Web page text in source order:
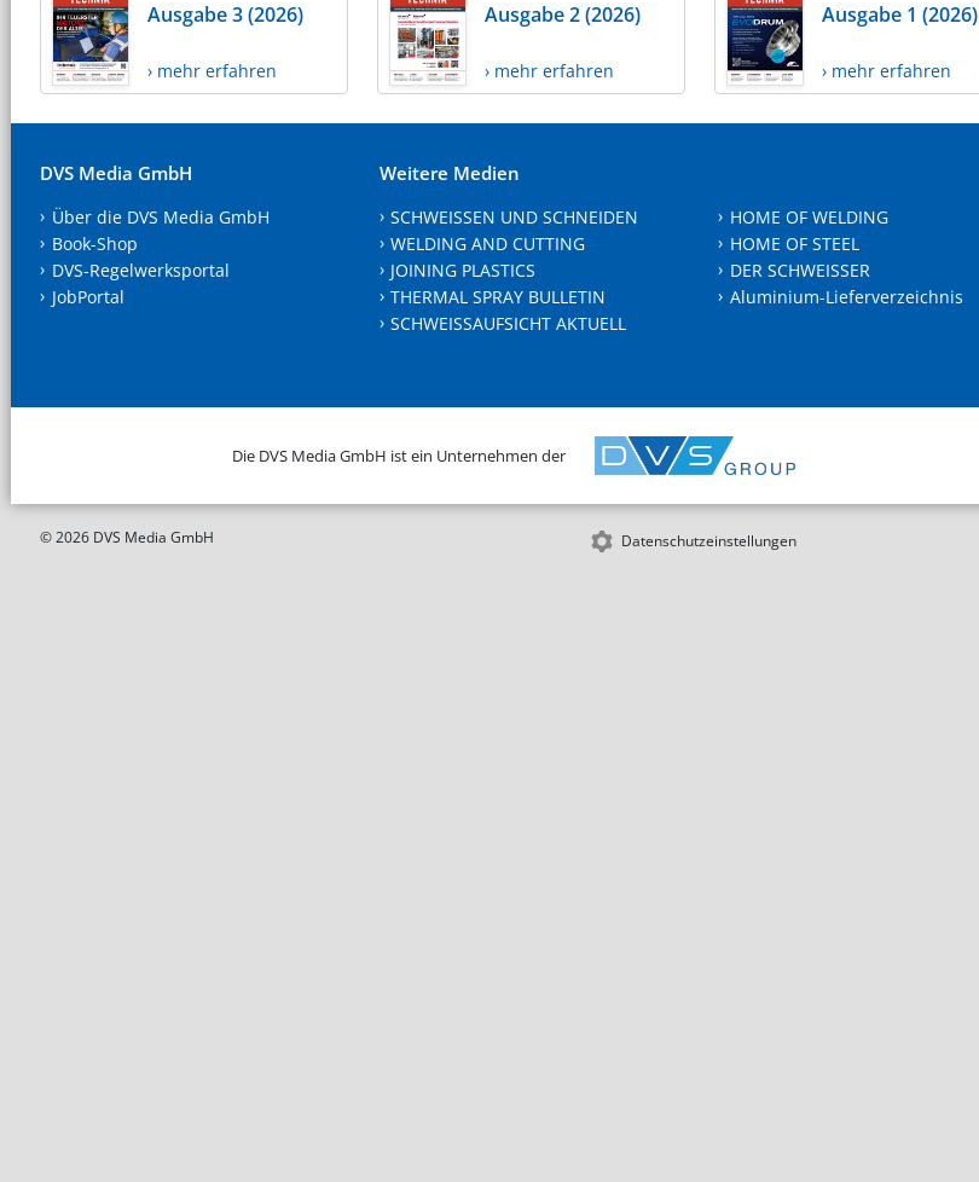
Ausgabe 3 (2026)
› mehr erfahren
Ausgabe 2 (2026)
› mehr erfahren
Ausgabe 1 (2026)
› mehr erfahren
DVS Media GmbH
Über die DVS Media GmbH
Book-Shop
DVS-Regelwerksportal
JobPortal
Weitere Medien
SCHWEISSEN UND SCHNEIDEN
WELDING AND CUTTING
JOINING PLASTICS
THERMAL SPRAY BULLETIN
SCHWEISSAUFSICHT AKTUELL
HOME OF WELDING
HOME OF STEEL
DER SCHWEISSER
Aluminium-Lieferverzeichnis
Die DVS Media GmbH ist ein Unternehmen der
© 2026 DVS Media GmbH Datenschutzeinstellungen